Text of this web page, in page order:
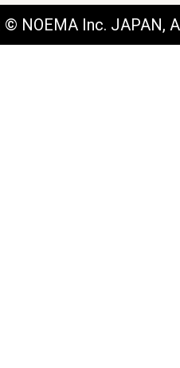
© NOEMA Inc. JAPAN,